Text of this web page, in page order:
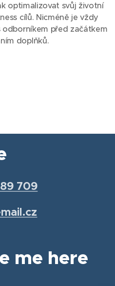
optimalizovat svůj životní
cílů. Nicméně je vždy
před začátkem
doplňků.
709
me here